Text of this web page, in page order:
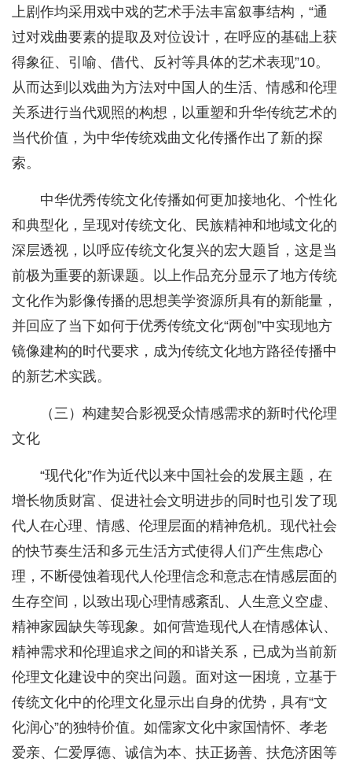
上剧作均采用戏中戏的艺术手法丰富叙事结构，“通
过对戏曲要素的提取及对位设计，在呼应的基础上获
得象征、引喻、借代、反衬等具体的艺术表现”10。
从而达到以戏曲为方法对中国人的生活、情感和伦理
关系进行当代观照的构想，以重塑和升华传统艺术的
当代价值，为中华传统戏曲文化传播作出了新的探
索。
中华优秀传统文化传播如何更加接地化、个性化
和典型化，呈现对传统文化、民族精神和地域文化的
深层透视，以呼应传统文化复兴的宏大题旨，这是当
前极为重要的新课题。以上作品充分显示了地方传统
文化作为影像传播的思想美学资源所具有的新能量，
并回应了当下如何于优秀传统文化“两创”中实现地方
镜像建构的时代要求，成为传统文化地方路径传播中
的新艺术实践。
（三）构建契合影视受众情感需求的新时代伦理
文化
“现代化”作为近代以来中国社会的发展主题，在
增长物质财富、促进社会文明进步的同时也引发了现
代人在心理、情感、伦理层面的精神危机。现代社会
的快节奏生活和多元生活方式使得人们产生焦虑心
理，不断侵蚀着现代人伦理信念和意志在情感层面的
生存空间，以致出现心理情感紊乱、人生意义空虚、
精神家园缺失等现象。如何营造现代人在情感体认、
精神需求和伦理追求之间的和谐关系，已成为当前新
伦理文化建设中的突出问题。面对这一困境，立基于
传统文化中的伦理文化显示出自身的优势，具有“文
化润心”的独特价值。如儒家文化中家国情怀、孝老
爱亲、仁爱厚德、诚信为本、扶正扬善、扶危济困等